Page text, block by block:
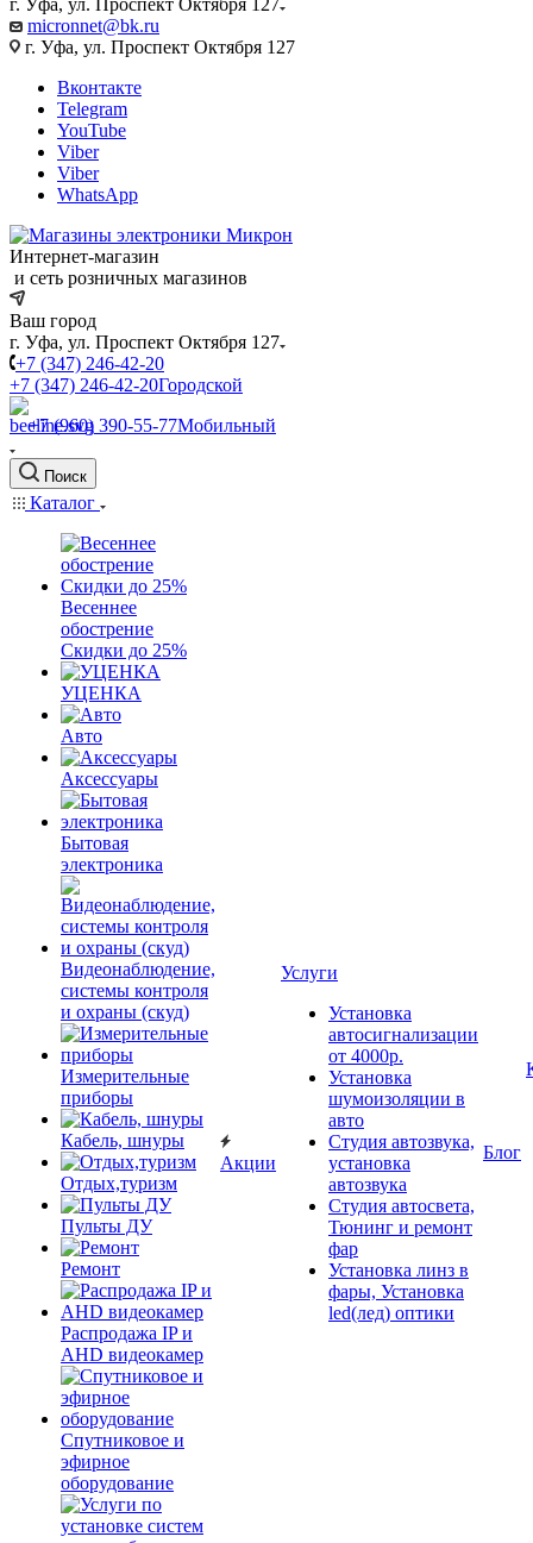
г. Уфа, ул. Проспект Октября 127
micronnet@bk.ru
г. Уфа, ул. Проспект Октября 127
Вконтакте
Telegram
YouTube
Viber
Viber
WhatsApp
Интернет-магазин
и сеть розничных магазинов
Ваш город
г. Уфа, ул. Проспект Октября 127
+7 (347) 246-42-20
+7 (347) 246-42-20Городской
+7 (960) 390-55-77Мобильный
Поиск
Каталог
Весеннее
обострение
Скидки до 25%
УЦЕНКА
Авто
Аксессуары
Бытовая
электроника
Видеонаблюдение,
системы контроля
и охраны (скуд)
Измерительные
приборы
Кабель, шнуры
Отдых,туризм
Пульты ДУ
Ремонт
Распродажа IP и
AHD видеокамер
Спутниковое и
эфирное
оборудование
Акции
Услуги
Установка
автосигнализации
от 4000р.
Установка
шумоизоляции в
авто
Студия автозвука,
установка
автозвука
Студия автосвета,
Тюнинг и ремонт
фар
Установка линз в
фары, Установка
led(лед) оптики
Блог